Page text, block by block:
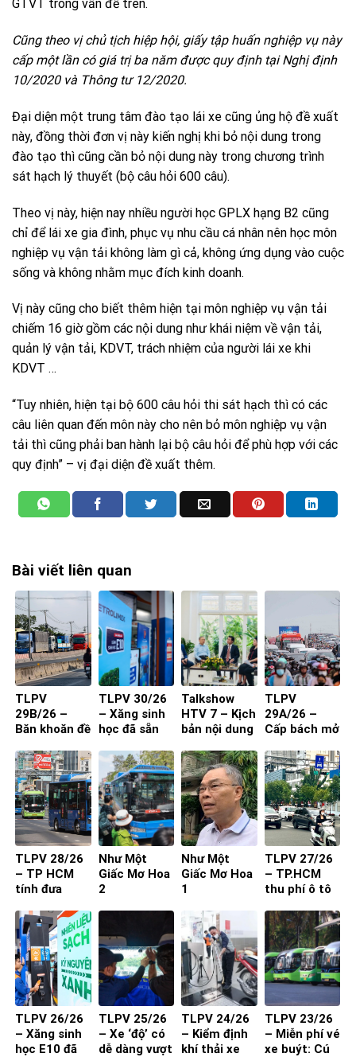
GTVT trong vấn đề trên.
Cũng theo vị chủ tịch hiệp hội, giấy tập huấn nghiệp vụ này
cấp một lần có giá trị ba năm được quy định tại Nghị định
10/2020 và Thông tư 12/2020.
Đại diện một trung tâm đào tạo lái xe cũng ủng hộ đề xuất
này, đồng thời đơn vị này kiến nghị khi bỏ nội dung trong
đào tạo thì cũng cần bỏ nội dung này trong chương trình
sát hạch lý thuyết (bộ câu hỏi 600 câu).
Theo vị này, hiện nay nhiều người học GPLX hạng B2 cũng
chỉ để lái xe gia đình, phục vụ nhu cầu cá nhân nên học môn
nghiệp vụ vận tải không làm gì cả, không ứng dụng vào cuộc
sống và không nhằm mục đích kinh doanh.
Vị này cũng cho biết thêm hiện tại môn nghiệp vụ vận tải
chiếm 16 giờ gồm các nội dung như khái niệm về vận tải,
quản lý vận tải, KDVT, trách nhiệm của người lái xe khi
KDVT …
“Tuy nhiên, hiện tại bộ 600 câu hỏi thi sát hạch thì có các
câu liên quan đến môn này cho nên bỏ môn nghiệp vụ vận
tải thì cũng phải ban hành lại bộ câu hỏi để phù hợp với các
quy định” – vị đại diện đề xuất thêm.
Bài viết liên quan
TLPV
29B/26 –
Băn khoăn đề
29 chỗ vào
nội đô
TP.HCM
TLPV 30/26
– Xăng sinh
học đã sẵn
Talkshow
HTV 7 – Kịch
bản nội dung
người
TLPV
29A/26 –
Cấp bách mở
TLPV 28/26
– TP HCM
tính đưa
vào đường
nhỏ, khu dân
cư
Như Một
Giấc Mơ Hoa
2
Như Một
Giấc Mơ Hoa
1
TLPV 27/26
– TP.HCM
thu phí ô tô
tâm: Làm
sao để người
dân đồng
thuận?
TLPV 26/26
– Xăng sinh
học E10 đã
TLPV 25/26
– Xe ‘độ’ có
dễ dàng vượt
TLPV 24/26
– Kiểm định
khí thải xe
TLPV 23/26
– Miễn phí vé
xe buýt: Cú